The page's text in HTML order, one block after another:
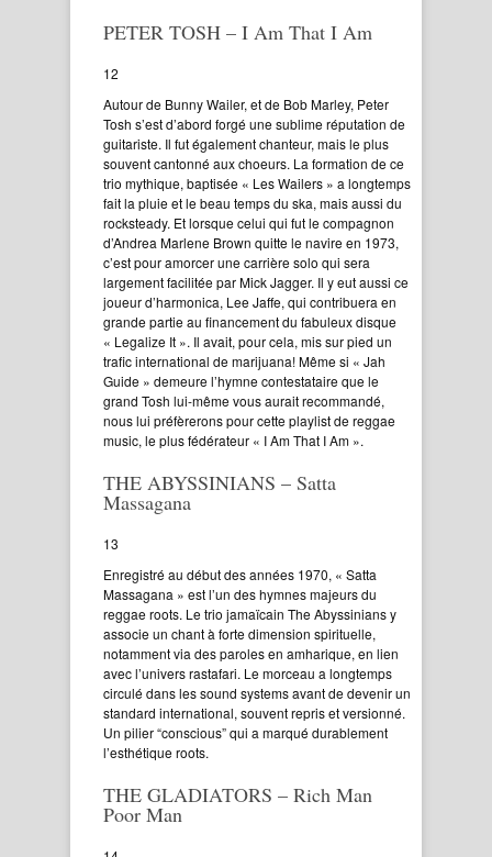
PETER TOSH – I Am That I Am
12
Autour de Bunny Wailer, et de Bob Marley, Peter
Tosh s’est d’abord forgé une sublime réputation de
guitariste. Il fut également chanteur, mais le plus
souvent cantonné aux choeurs. La formation de ce
trio mythique, baptisée « Les Wailers » a longtemps
fait la pluie et le beau temps du ska, mais aussi du
rocksteady. Et lorsque celui qui fut le compagnon
d’Andrea Marlene Brown quitte le navire en 1973,
c’est pour amorcer une carrière solo qui sera
largement facilitée par Mick Jagger. Il y eut aussi ce
joueur d’harmonica, Lee Jaffe, qui contribuera en
grande partie au financement du fabuleux disque
« Legalize It ». Il avait, pour cela, mis sur pied un
trafic international de marijuana! Même si « Jah
Guide » demeure l’hymne contestataire que le
grand Tosh lui-même vous aurait recommandé,
nous lui préfèrerons pour cette playlist de reggae
music, le plus fédérateur « I Am That I Am ».
THE ABYSSINIANS – Satta
Massagana
13
Enregistré au début des années 1970, « Satta
Massagana » est l’un des hymnes majeurs du
reggae roots. Le trio jamaïcain The Abyssinians y
associe un chant à forte dimension spirituelle,
notamment via des paroles en amharique, en lien
avec l’univers rastafari. Le morceau a longtemps
circulé dans les sound systems avant de devenir un
standard international, souvent repris et versionné.
Un pilier “conscious” qui a marqué durablement
l’esthétique roots.
THE GLADIATORS – Rich Man
Poor Man